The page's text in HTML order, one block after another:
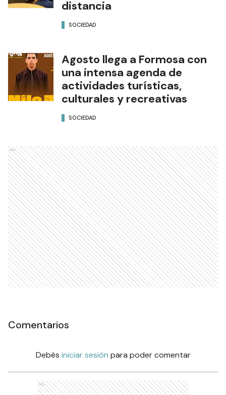
distancia
SOCIEDAD
Agosto llega a Formosa con
una intensa agenda de
actividades turísticas,
culturales y recreativas
SOCIEDAD
Ads
Comentarios
Debés iniciar sesión para poder comentar
Ads